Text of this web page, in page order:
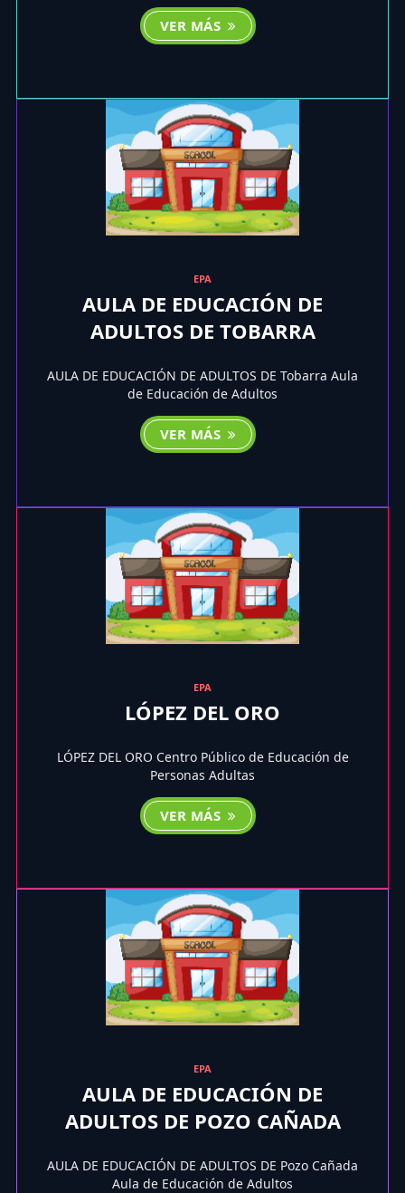
VER MÁS
EPA
AULA DE EDUCACIÓN DE
ADULTOS DE TOBARRA
AULA DE EDUCACIÓN DE ADULTOS DE Tobarra Aula
de Educación de Adultos
VER MÁS
EPA
LÓPEZ DEL ORO
LÓPEZ DEL ORO Centro Público de Educación de
Personas Adultas
VER MÁS
EPA
AULA DE EDUCACIÓN DE
ADULTOS DE POZO CAÑADA
AULA DE EDUCACIÓN DE ADULTOS DE Pozo Cañada
Aula de Educación de Adultos